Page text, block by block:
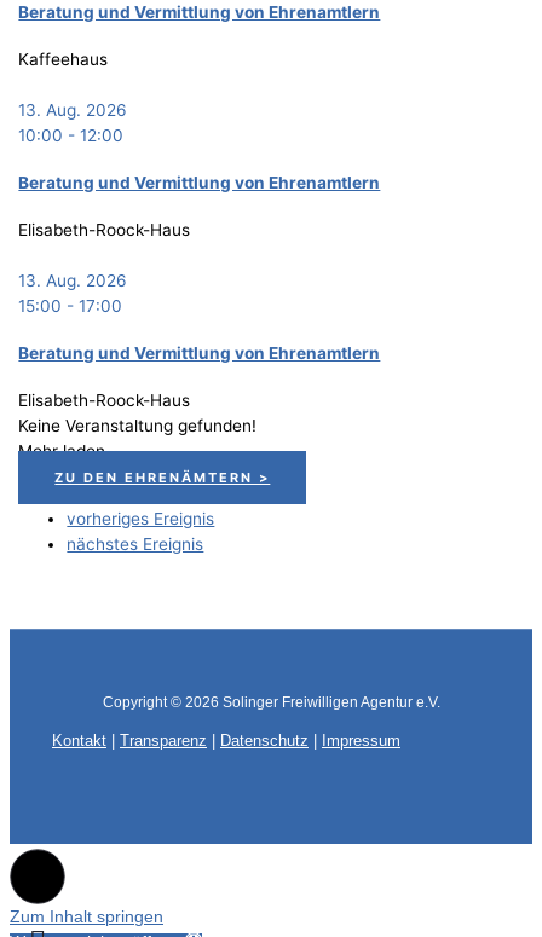
Bera­tung und Ver­mitt­lung von Ehrenamtlern
Kaffeehaus
13. Aug. 2026
10:00 -12:00
Bera­tung und Ver­mitt­lung von Ehrenamtlern
Elisabeth-Roock-Haus
13. Aug. 2026
15:00 -17:00
Bera­tung und Ver­mitt­lung von Ehrenamtlern
Elisabeth-Roock-Haus
Keine Veranstaltung gefunden!
Mehr laden
ZU DEN EHRENÄMTERN >
vorheriges Ereignis
nächstes Ereignis
Copyright © 2026 Solinger Freiwilligen Agentur e.V.
Kontakt Transparenz Datenschutz Impressum
Zum Inhalt springen